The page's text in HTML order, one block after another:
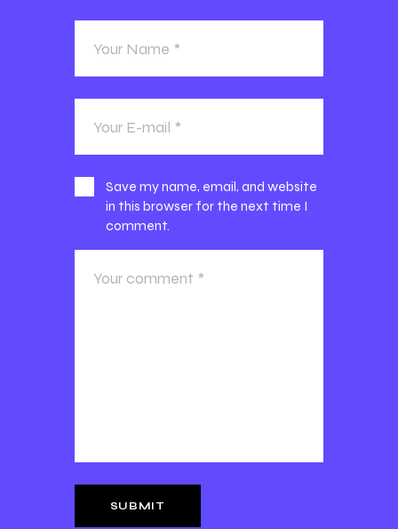
Save my name, email, and website
in this browser for the next time I
comment.